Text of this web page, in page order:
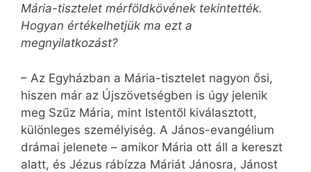
Mária-tisztelet mérföldkövének tekintették.
Hogyan értékelhetjük ma ezt a
megnyilatkozást?
– Az Egyházban a Mária-tisztelet nagyon ősi,
hiszen már az Újszövetségben is úgy jelenik
meg Szűz Mária, mint Istentől kiválasztott,
különleges személyiség. A János-evangélium
drámai jelenete – amikor Mária ott áll a kereszt
alatt, és Jézus rábízza Máriát Jánosra, Jánost